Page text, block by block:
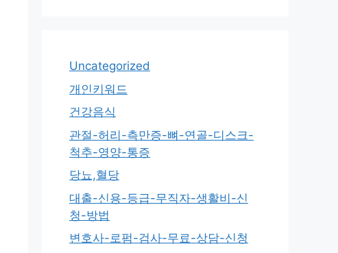
Uncategorized
개인키워드
건강음식
관절-허리-측만증-뼈-연골-디스크-
척추-영양-통증
당뇨,혈당
대출-신용-등급-무직자-생활비-신
청-방법
변호사-로펌-검사-무료-상담-신청